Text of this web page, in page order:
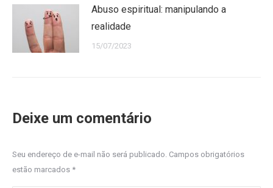
Abuso espiritual: manipulando a
realidade
15/07/2023
Deixe um comentário
Seu endereço de e-mail não será publicado. Campos obrigatórios
estão marcados *